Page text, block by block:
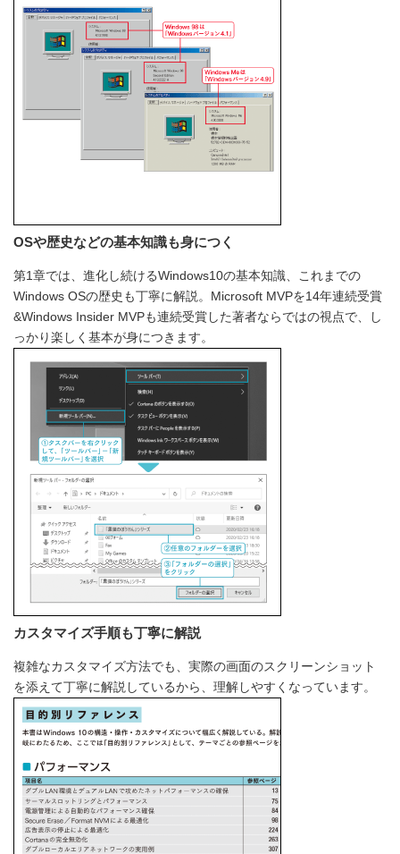
OSや歴史などの基本知識も身につく
第1章では、進化し続けるWindows10の基本知識、これまでの
Windows OSの歴史も丁寧に解説。Microsoft MVPを14年連続受賞
&Windows Insider MVPも連続受賞した著者ならではの視点で、し
っかり楽しく基本が身につきます。
カスタマイズ手順も丁寧に解説
複雑なカスタマイズ方法でも、実際の画面のスクリーンショット
を添えて丁寧に解説しているから、理解しやすくなっています。